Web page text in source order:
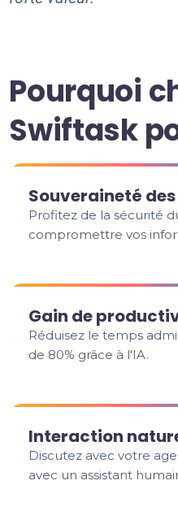
Pourquoi
Swiftask
Souveraineté
Profitez de la sécurité
compromettre vos
Gain de
Réduisez le temps
de 80% grâce à l'IA.
Interaction
Discutez avec votre
avec un assistant